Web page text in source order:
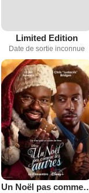
Limited Edition
Date de sortie inconnue
Un Noël pas